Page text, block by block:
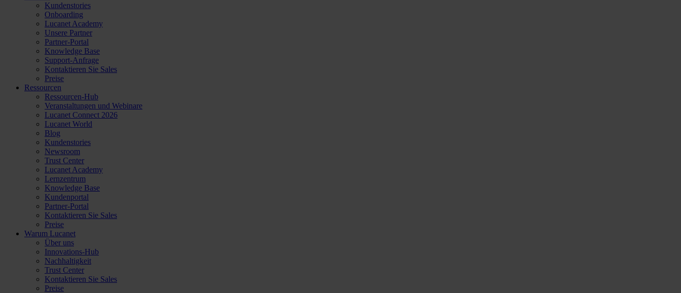
Kundenstories
Onboarding
Lucanet Academy
Unsere Partner
Partner-Portal
Knowledge Base
Support-Anfrage
Kontaktieren Sie Sales
Preise
Ressourcen
Ressourcen-Hub
Veranstaltungen und Webinare
Lucanet Connect 2026
Lucanet World
Blog
Kundenstories
Newsroom
Trust Center
Lucanet Academy
Lernzentrum
Knowledge Base
Kundenportal
Partner-Portal
Kontaktieren Sie Sales
Preise
Warum Lucanet
Über uns
Innovations-Hub
Nachhaltigkeit
Trust Center
Kontaktieren Sie Sales
Preise